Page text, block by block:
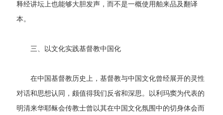
释经讲坛上也能够大胆发声，而不是一概使用舶来品及翻译
本。
三、以文化实践基督教中国化
在中国基督教历史上，基督教与中国文化曾经展开的灵性
对话和思想认同，颇值得我们反省和深思。以利玛窦为代表的
明清来华耶稣会传教士曾以其在中国文化氛围中的切身体会而